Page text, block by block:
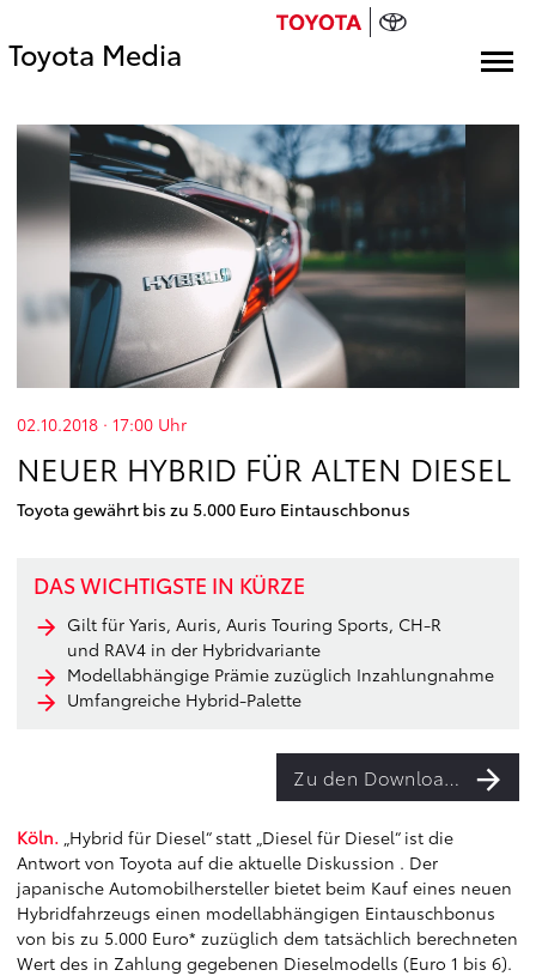
Toyota Media
02.10.2018 · 17:00 Uhr
NEUER HYBRID FÜR ALTEN DIESEL
Toyota gewährt bis zu 5.000 Euro Eintauschbonus
DAS WICHTIGSTE IN KÜRZE
Gilt für Yaris, Auris, Auris Touring Sports, CH-R
und RAV4 in der Hybridvariante
Modellabhängige Prämie zuzüglich Inzahlungnahme
Umfangreiche Hybrid-Palette
Zu den Downloads
Köln. „Hybrid für Diesel“ statt „Diesel für Diesel“ ist die
Antwort von Toyota auf die aktuelle Diskussion . Der
japanische Automobilhersteller bietet beim Kauf eines neuen
Hybridfahrzeugs einen modellabhängigen Eintauschbonus
von bis zu 5.000 Euro* zuzüglich dem tatsächlich berechneten
Wert des in Zahlung gegebenen Dieselmodells (Euro 1 bis 6).